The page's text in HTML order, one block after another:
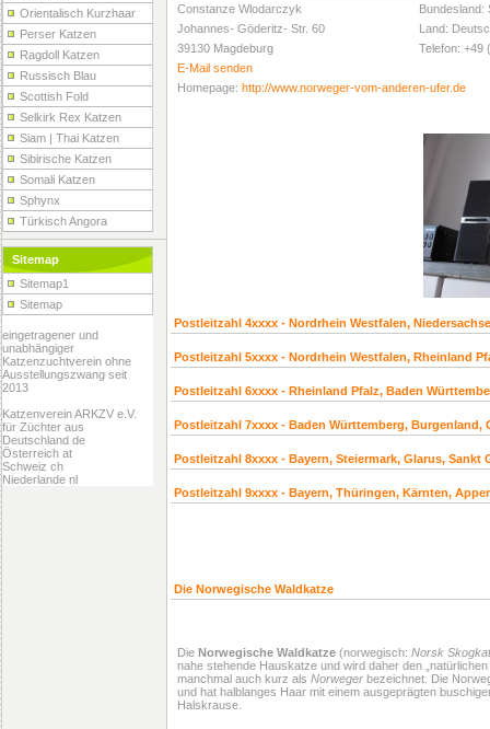
Orientalisch Kurzhaar
Perser Katzen
Ragdoll Katzen
Russisch Blau
Scottish Fold
Selkirk Rex Katzen
Siam | Thai Katzen
Sibirische Katzen
Somali Katzen
Sphynx
Türkisch Angora
Sitemap
Sitemap1
Sitemap
eingetragener und
unabhängiger
Katzenzuchtverein ohne
Ausstellungszwang seit
2013
Katzenverein ARKZV e.V.
für Züchter aus
Deutschland de
Österreich at
Schweiz ch
Niederlande nl
Constanze Wlodarczyk
Bundesland:
Johannes- Göderitz- Str. 60
Land:
39130 Magdeburg
Telefon: +49
E-Mail senden
Homepage: http://www.norweger-vom-anderen-ufer.de
Postleitzahl 4xxxx - Nordrhein Westfalen,
Postleitzahl 5xxxx - Nordrhein Westfalen, Rheinland
Postleitzahl 6xxxx - Rheinland Pfalz, Baden
Postleitzahl 7xxxx - Baden Württemberg, Burgenland,
Postleitzahl 8xxxx - Bayern, Steiermark, Glarus,
Postleitzahl 9xxxx - Bayern, Thüringen, Kärnten,
Die Norwegische Waldkatze
Die Norwegische Waldkatze (norwegisch: Norsk
nahe stehende Hauskatze und wird daher den
manchmal auch kurz als Norweger bezeichnet. Die
und hat halblanges Haar mit einem ausgeprägten
Halskrause.